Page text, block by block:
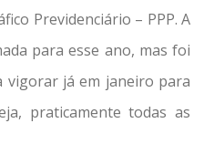
Previdenciário – PPP. A
para esse ano, mas foi
vigorar já em janeiro para
praticamente todas as